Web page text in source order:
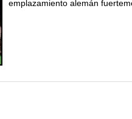
emplazamiento alemán